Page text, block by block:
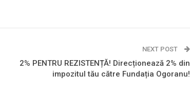
NEXT POST
2% PENTRU REZISTENȚĂ! Direcționează 2% din
impozitul tău către Fundația Ogoranu!